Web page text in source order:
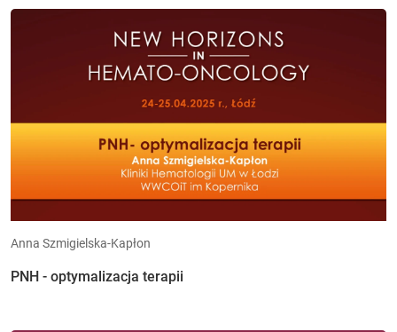
Anna Szmigielska-Kapłon
PNH - optymalizacja terapii